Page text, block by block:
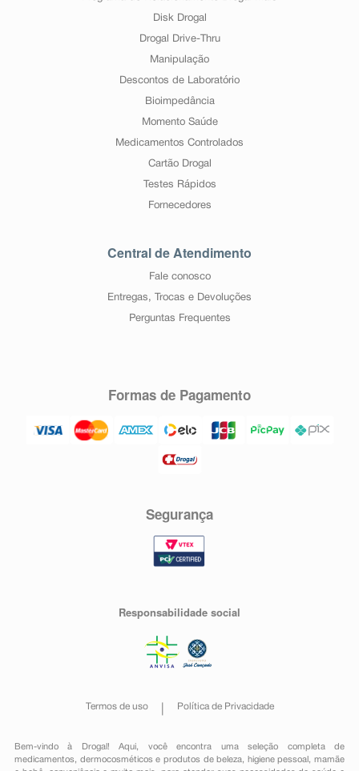
Disk Drogal
Drogal Drive-Thru
Manipulação
Descontos de Laboratório
Bioimpedância
Momento Saúde
Medicamentos Controlados
Cartão Drogal
Testes Rápidos
Fornecedores
Central de Atendimento
Fale conosco
Entregas, Trocas e Devoluções
Perguntas Frequentes
Formas de Pagamento
Segurança
Responsabilidade social
Termos de uso Política de Privacidade
Bem-vindo à Drogal! Aqui, você encontra uma seleção completa de
medicamentos , dermocosméticos e produtos de beleza, higiene pessoal ,mamãe